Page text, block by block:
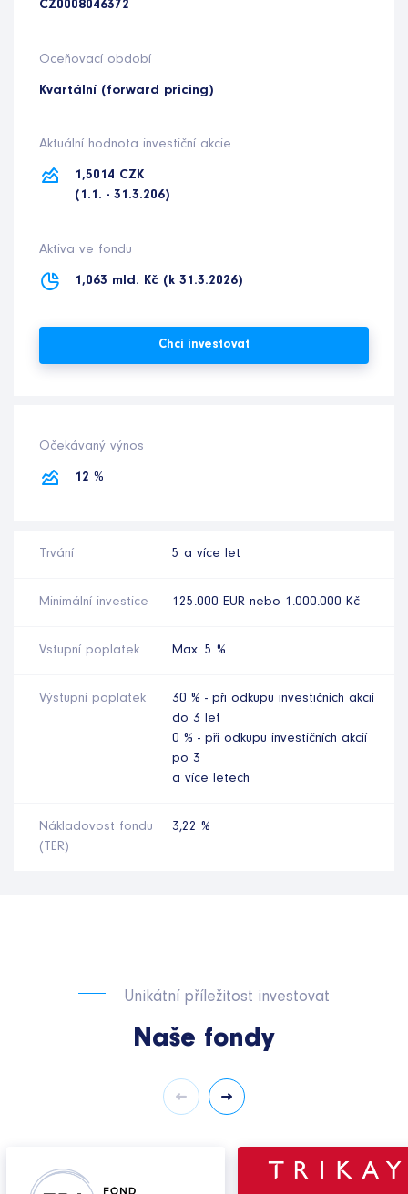
CZ0008046372
Oceňovací období
Kvartální (forward pricing)
Aktuální hodnota investiční akcie
1,5014 CZK
(1.1. - 31.3.206)
Aktiva ve fondu
1,063 mld. Kč (k 31.3.2026)
Chci investovat
Očekávaný výnos
12 %
Trvání 5 a více let
Minimální investice 125.000 EUR nebo 1.000.000 Kč
Vstupní poplatek Max. 5 %
Výstupní poplatek
30 % - při odkupu investičních akcií
do 3 let
0 % - při odkupu investičních akcií
po 3
a více letech
Nákladovost fondu
(TER)
3,22 %
Unikátní příležitost investovat
Naše fondy